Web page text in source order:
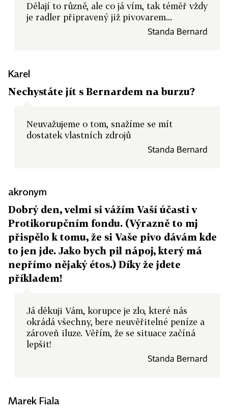
Dělají to různě, ale co já vím, tak téměř vždy
je radler připravený již pivovarem...
Standa Bernard
Karel
Nechystáte jít s Bernardem na burzu?
Neuvažujeme o tom, snažíme se mít
dostatek vlastních zdrojů
Standa Bernard
akronym
Dobrý den, velmi si vážím Vaší účasti v
Protikorupčním fondu. (Výrazně to mj
přispělo k tomu, že si Vaše pivo dávám kde
to jen jde. Jako bych pil nápoj, který má
nepřímo nějaký étos.) Díky že jdete
příkladem!
Já děkuji Vám, korupce je zlo, které nás
okrádá všechny, bere neuvěřitelné peníze a
zároveň iluze. Věřím, že se situace začíná
lepšit!
Standa Bernard
Marek Fiala